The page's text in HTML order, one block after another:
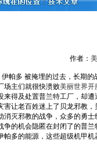
作者：
多 被掩埋的过去，长期的
场主们就很快溃败美丽世界开
来得及处置普兰特工厂，却
害让老百姓迷上了贝龙邪教
消灭邪教的战争，众多的勇
争的机会隐匿在封闭了的普
帕多的能源，这些超级机甲机